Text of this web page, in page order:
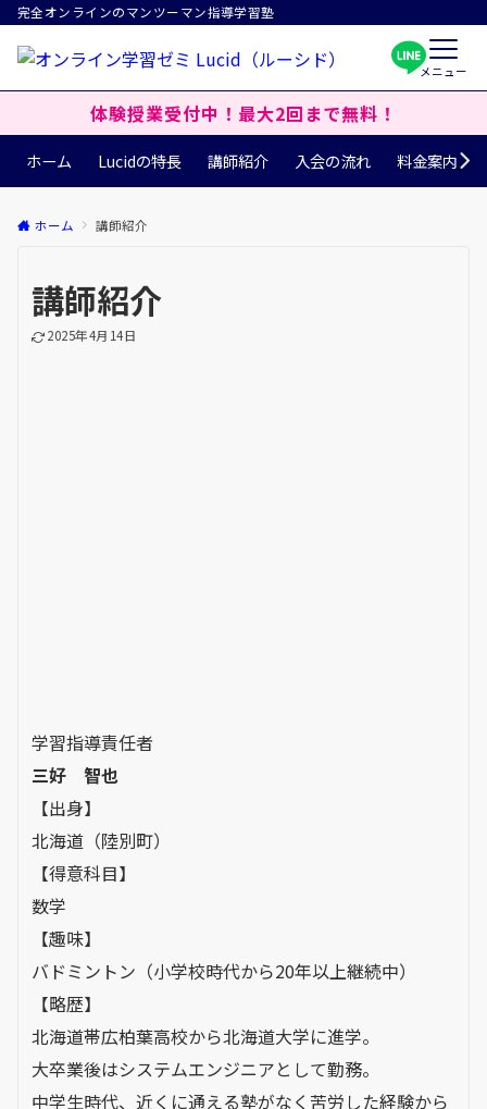
完全オンラインのマンツーマン指導学習塾
メニュー
体験授業受付中！最大2回まで無料！
ホーム Lucidの特長 講師紹介 入会の流れ 料金案内
ホーム 講師紹介
講師紹介
2025年4月14日
学習指導責任者
三好 智也
【出身】
北海道（陸別町）
【得意科目】
数学
【趣味】
バドミントン（小学校時代から20年以上継続中）
【略歴】
北海道帯広柏葉高校から北海道大学に進学。
大卒業後はシステムエンジニアとして勤務。
中学生時代、近くに通える塾がなく苦労した経験から